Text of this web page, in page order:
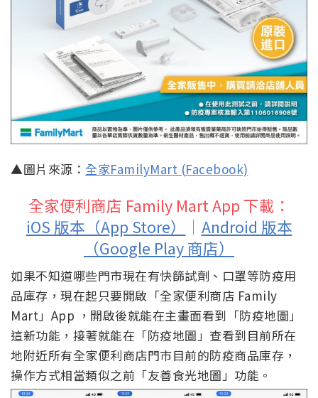
▲圖片來源： 全家FamilyMart (Facebook)
全家便利商店 Family Mart App 下載：
iOS 版本（App Store）
｜ Android 版本
（Google Play 商店）
如果不知道哪些門市現在有快篩試劑、口罩等防疫用
品庫存，現在起只要開啟「全家便利商店 Family
Mart」App ，開啟後就能在主畫面看到「防疫地圖」
這新功能，接著就能在「防疫地圖」查看到目前所在
地附近所有全家便利商店門市目前的防疫商品庫存，
操作方式相當類似之前「友善食光地圖」功能。